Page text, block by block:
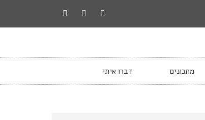
מתכונים דברו איתי